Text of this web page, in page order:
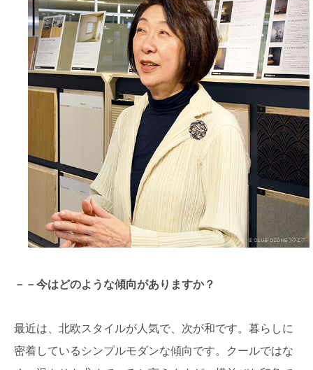
－－今はどのような傾向がありますか？
最近は、北欧スタイルが人気で、次が和です。暮らしに
密着しているシンプルモダンな傾向です。クールではな